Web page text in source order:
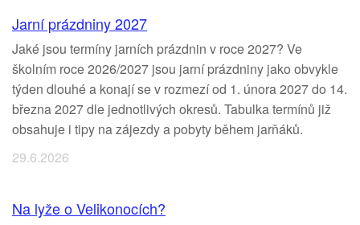
Jarní prázdniny 2027
Jaké jsou termíny jarních prázdnin v roce 2027? Ve
školním roce 2026/2027 jsou jarní prázdniny jako obvykle
týden dlouhé a konají se v rozmezí od 1. února 2027 do 14.
března 2027 dle jednotlivých okresů. Tabulka termínů již
obsahuje i tipy na zájezdy a pobyty během jarňáků.
29.6.2026
Na lyže o Velikonocích?